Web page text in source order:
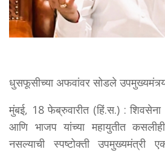
धुसफूसीच्या अफवांवर सोडले
मुंबई, 18 फेब्रुवारीत (हिं.स.) : शिवसेना
आणि भाजप यांच्या महायुतीत
नसल्याची स्पष्टोक्ती